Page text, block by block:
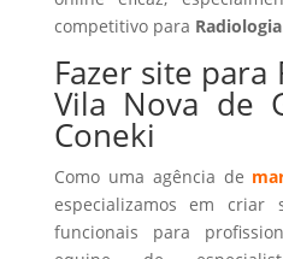
competitivo para Radiologia
Fazer site para
Vila Nova de
Coneki
Como uma agência de
especializamos em criar
funcionais para